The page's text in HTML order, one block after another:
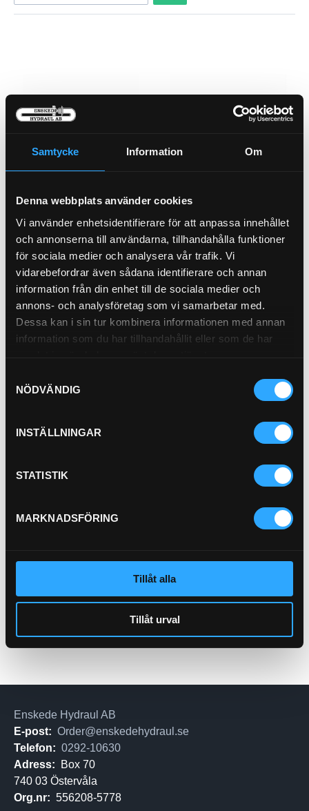
Samtycke Information Om
Denna webbplats använder cookies
Vi använder enhetsidentifierare för att anpassa innehållet
och annonserna till användarna, tillhandahålla funktioner
för sociala medier och analysera vår trafik. Vi
vidarebefordrar även sådana identifierare och annan
information från din enhet till de sociala medier och
annons- och analysföretag som vi samarbetar med.
Dessa kan i sin tur kombinera informationen med annan
information som du har tillhandahållit eller som de har
NÖDVÄNDIG
INSTÄLLNINGAR
STATISTIK
MARKNADSFÖRING
Tillåt alla
Tillåt urval
Packrem Enskede Hydraul
750mm
EH-750
Pris exkl. 44.00
Packrem Enskede Hydraul
1000mm
EH-1000
Pris exkl. 49.00
Packrem Enskede Hydraul
Enskede Hydraul AB
E-post: Order@enskedehydraul.se
Telefon: 0292-10630
Adress:
Box 70
740 03 Östervåla
Org.nr: 556208-5778